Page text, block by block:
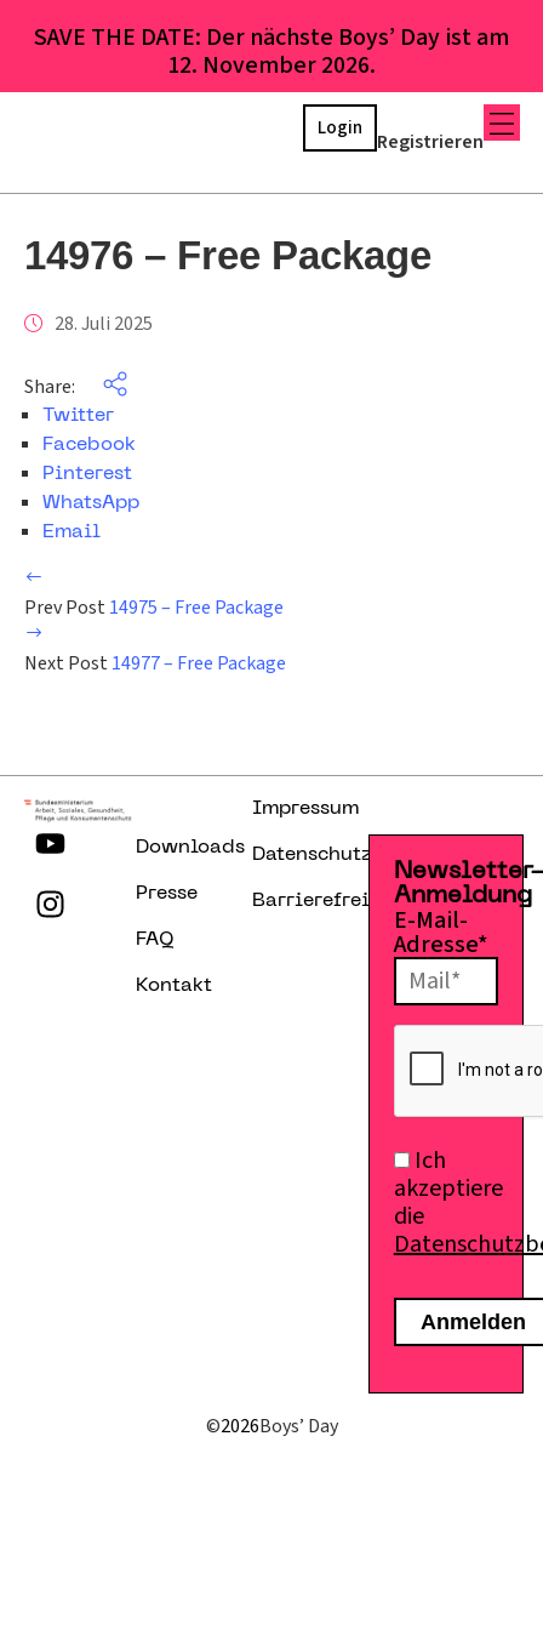
SAVE THE DATE: Der nächste Boys’ Day ist am
12. November 2026.
Registrieren
Login
14976 – Free Package
28. Juli 2025
Share:
Twitter
Facebook
Pinterest
WhatsApp
Email
Prev Post 14975 – Free Package
Next Post 14977 – Free Package
Downloads
Presse
FAQ
Kontakt
Impressum
Datenschutzerklärung
Barrierefreiheitserklärung
Anmeldung
E-Mail-
Adresse*
Ich
akzeptiere
die
©2026Boys’ Day